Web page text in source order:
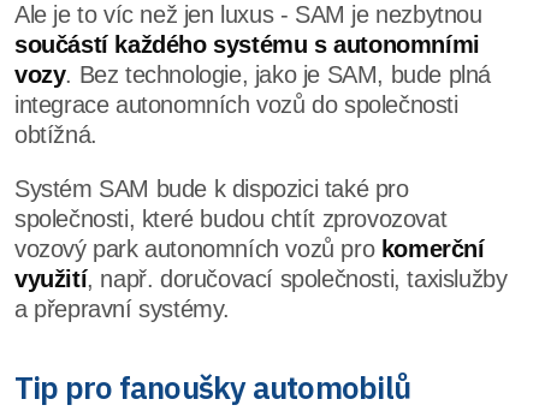
Ale je to víc než jen luxus - SAM je nezbytnou
součástí každého systému s autonomními
vozy. Bez technologie, jako je SAM, bude plná
integrace autonomních vozů do společnosti
obtížná.
Systém SAM bude k dispozici také pro
společnosti, které budou chtít zprovozovat
vozový park autonomních vozů pro komerční
využití, např. doručovací společnosti, taxislužby
a přepravní systémy.
Tip pro fanoušky automobilů